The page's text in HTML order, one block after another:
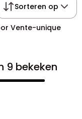
Sorteren op
Vente-unique
9 bekeken